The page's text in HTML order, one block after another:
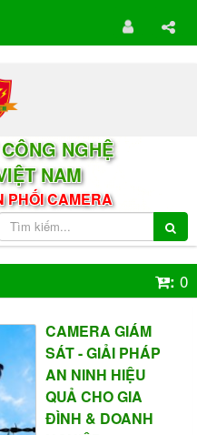
NGHỆ
NAM
PHỐI CAMERA
: 0
CAMERA GIÁM
SÁT - GIẢI PHÁP
AN NINH HIỆU
QUẢ CHO GIA
ĐÌNH & DOANH